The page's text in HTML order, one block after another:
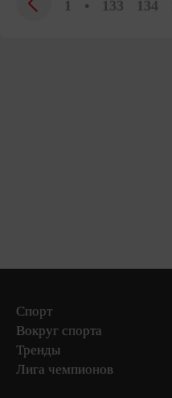
1 • 133 134
Спорт
Вокруг спорта
Тренды
Лига чемпионов